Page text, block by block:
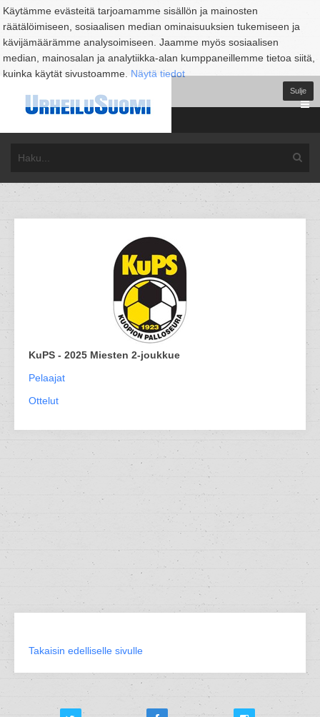
Käytämme evästeitä tarjoamamme sisällön ja mainosten
räätälöimiseen, sosiaalisen median ominaisuuksien tukemiseen ja
kävijämäärämme analysoimiseen. Jaamme myös sosiaalisen
median, mainosalan ja analytiikka-alan kumppaneillemme tietoa siitä,
kuinka käytät sivustoamme. Näytä tiedot
Sulje
KuPS - 2025 Miesten 2-joukkue
Pelaajat
Ottelut
Takaisin edelliselle sivulle